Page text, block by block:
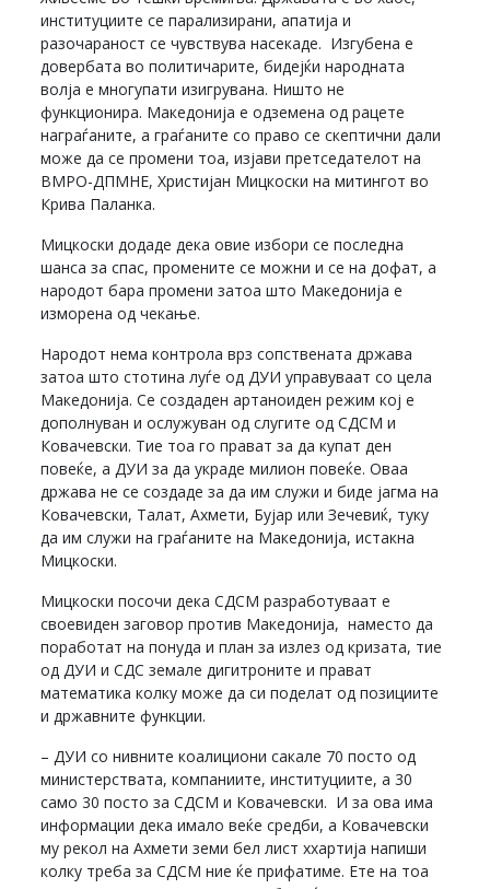
институциите се парализирани, апатија и
разочараност се чувствува насекаде. Изгубена е
довербата во политичарите, бидејќи народната
волја е многупати изигрувана. Ништо не
функционира. Македонија е одземена од рацете
награѓаните, а граѓаните со право се скептични дали
може да се промени тоа, изјави претседателот на
ВМРО-ДПМНЕ, Христијан Мицкоски на митингот во
Крива Паланка.
Мицкоски додаде дека овие избори се последна
шанса за спас, промените се можни и се на дофат, а
народот бара промени затоа што Македонија е
изморена од чекање.
Народот нема контрола врз сопствената држава
затоа што стотина луѓе од ДУИ управуваат со цела
Македонија. Се создаден артаноиден режим кој е
дополнуван и ослужуван од слугите од СДСМ и
Ковачевски. Тие тоа го прават за да купат ден
повеќе, а ДУИ за да украде милион повеќе. Оваа
држава не се создаде за да им служи и биде јагма на
Ковачевски, Талат, Ахмети, Бујар или Зечевиќ, туку
да им служи на граѓаните на Македонија, истакна
Мицкоски.
Мицкоски посочи дека СДСМ разработуваат е
своевиден заговор против Македонија, наместо да
поработат на понуда и план за излез од кризата, тие
од ДУИ и СДС земале дигитроните и прават
математика колку може да си поделат од позициите
и државните функции.
– ДУИ со нивните коалициони сакале 70 посто од
министерствата, компаниите, институциите, а 30
само 30 посто за СДСМ и Ковачевски. И за ова има
информации дека имало веќе средби, а Ковачевски
му рекол на Ахмети земи бел лист ххартија напиши
колку треба за СДСМ ние ќе прифатиме. Ете на тоа